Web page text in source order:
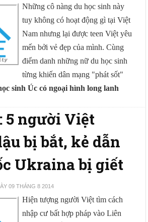
Những cô nàng du học sinh này
tuy không có hoạt động gì tại Việt
Nam nhưng lại được teen Việt yêu
mến bởi vẻ đẹp của mình. Cùng
điểm danh những nữ du học sinh
từng khiến dân mạng "phát sốt"
sinh Úc có ngoại hình long lanh
5 người Việt
bị bắt, kẻ dẫn
Ukraina bị giết
09 THÁNG 8 2014
Hiện tượng người Việt tìm cách
nhập cư bất hợp pháp vào Liên